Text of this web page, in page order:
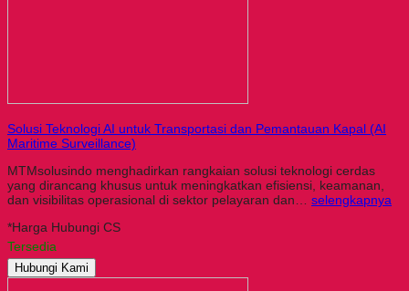
Solusi Teknologi AI untuk Transportasi dan Pemantauan Kapal (AI
Maritime Surveillance)
MTMsolusindo menghadirkan rangkaian solusi teknologi cerdas
yang dirancang khusus untuk meningkatkan efisiensi, keamanan,
dan visibilitas operasional di sektor pelayaran dan… selengkapnya
*Harga Hubungi CS
Tersedia
Hubungi Kami